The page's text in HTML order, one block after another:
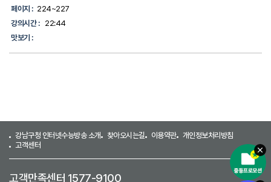
페이지 : 224~227
강의시간 :
22:44
맛보기 :
강남구청 인터넷수능방송 소개 찾아오시는길 이용약관
개인정보처리방침
고객센터
고객만족센터 1577-9100